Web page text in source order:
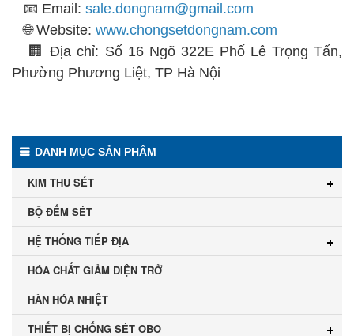
📧 Email: sale.dongnam@gmail.com
🌐 Website: www.chongsetdongnam.com
🏢 Địa chỉ: Số 16 Ngõ 322E Phố Lê Trọng Tấn,
Phường Phương Liệt, TP Hà Nội
DANH MỤC SẢN PHẨM
KIM THU SÉT
BỘ ĐẾM SÉT
HỆ THỐNG TIẾP ĐỊA
HÓA CHẤT GIẢM ĐIỆN TRỞ
HÀN HÓA NHIỆT
THIẾT BỊ CHỐNG SÉT OBO